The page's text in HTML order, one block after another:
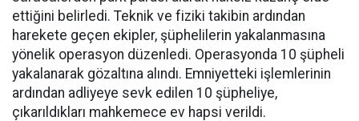
ettiğini belirledi. Teknik ve fiziki takibin ardından
harekete geçen ekipler, şüphelilerin yakalanmasına
yönelik operasyon düzenledi. Operasyonda 10 şüpheli
yakalanarak gözaltına alındı. Emniyetteki işlemlerinin
ardından adliyeye sevk edilen 10 şüpheliye,
çıkarıldıkları mahkemece ev hapsi verildi.